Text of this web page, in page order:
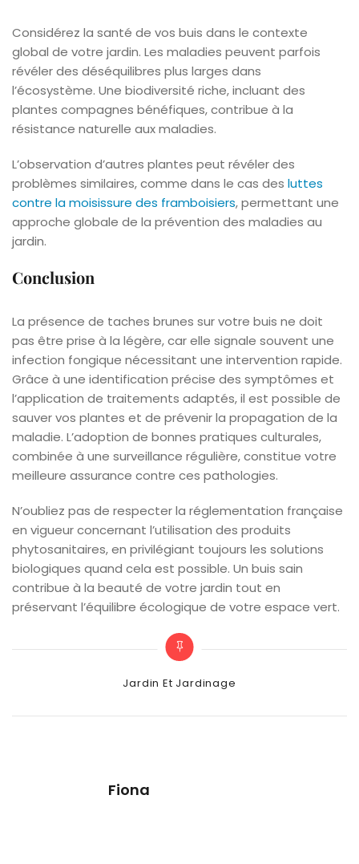
Considérez la santé de vos buis dans le contexte
global de votre jardin. Les maladies peuvent parfois
révéler des déséquilibres plus larges dans
l’écosystème. Une biodiversité riche, incluant des
plantes compagnes bénéfiques, contribue à la
résistance naturelle aux maladies.
L’observation d’autres plantes peut révéler des
problèmes similaires, comme dans le cas des luttes
contre la moisissure des framboisiers, permettant une
approche globale de la prévention des maladies au
jardin.
Conclusion
La présence de taches brunes sur votre buis ne doit
pas être prise à la légère, car elle signale souvent une
infection fongique nécessitant une intervention rapide.
Grâce à une identification précise des symptômes et
l’application de traitements adaptés, il est possible de
sauver vos plantes et de prévenir la propagation de la
maladie. L’adoption de bonnes pratiques culturales,
combinée à une surveillance régulière, constitue votre
meilleure assurance contre ces pathologies.
N’oubliez pas de respecter la réglementation française
en vigueur concernant l’utilisation des produits
phytosanitaires, en privilégiant toujours les solutions
biologiques quand cela est possible. Un buis sain
contribue à la beauté de votre jardin tout en
préservant l’équilibre écologique de votre espace vert.
Categories
Jardin Et Jardinage
Fiona